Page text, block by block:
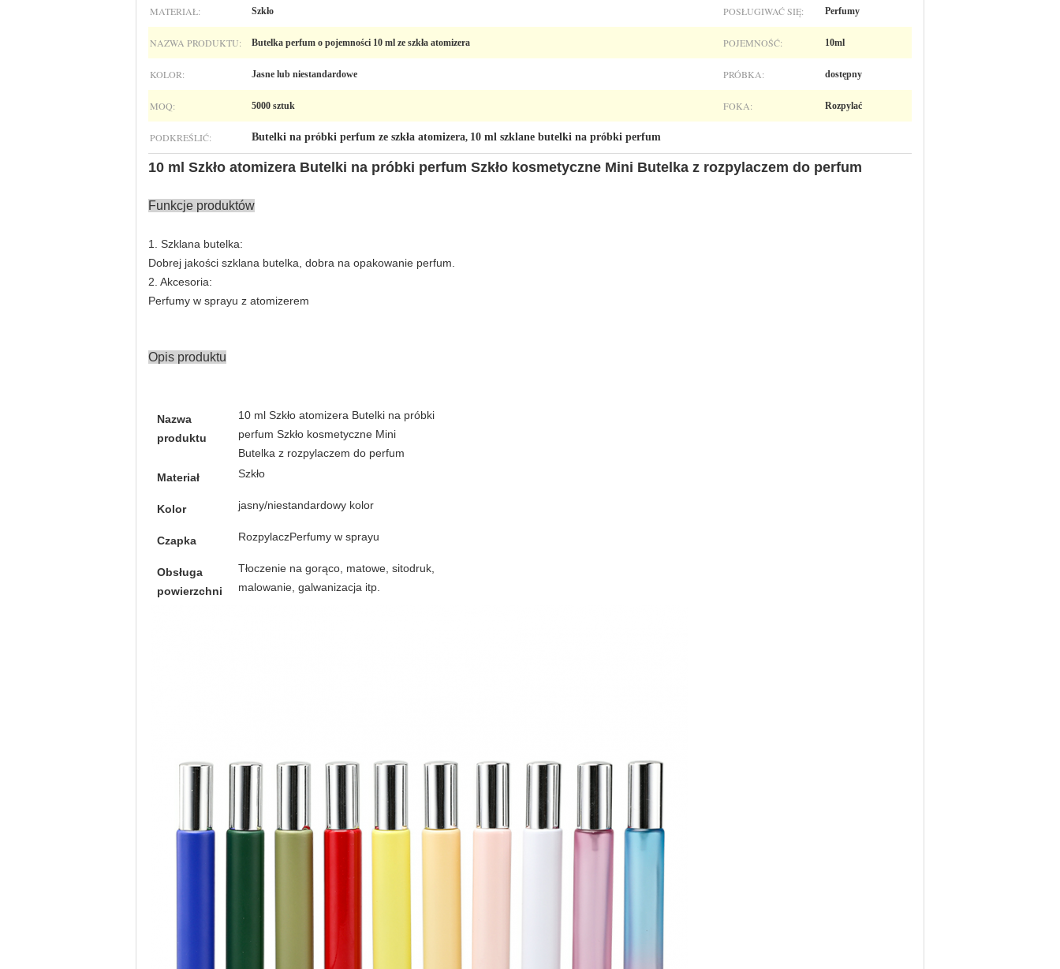
MATERIAŁ: Szkło POSŁUGIWAĆ SIĘ: Perfumy
NAZWA PRODUKTU: Butelka perfum o pojemności 10 ml ze szkła atomizera POJEMNOŚĆ: 10ml
KOLOR: Jasne lub niestandardowe PRÓBKA: dostępny
MOQ: 5000 sztuk FOKA: Rozpylać
PODKREŚLIĆ: Butelki na próbki perfum ze szkła atomizera, 10 ml szklane butelki na próbki perfum
10 ml Szkło atomizera Butelki na próbki perfum Szkło kosmetyczne Mini Butelka z rozpylaczem do perfum
Funkcje produktów
1. Szklana butelka:
Dobrej jakości szklana butelka, dobra na opakowanie perfum.
2. Akcesoria:
Perfumy w sprayu z atomizerem
Opis produktu
Nazwa
produktu
10 ml Szkło atomizera Butelki na próbki
perfum Szkło kosmetyczne Mini
Butelka z rozpylaczem do perfum
Materiał
Szkło
Kolor jasny/niestandardowy kolor
Czapka RozpylaczPerfumy w sprayu
Obsługa
powierzchni
Tłoczenie na gorąco, matowe, sitodruk,
malowanie, galwanizacja itp.